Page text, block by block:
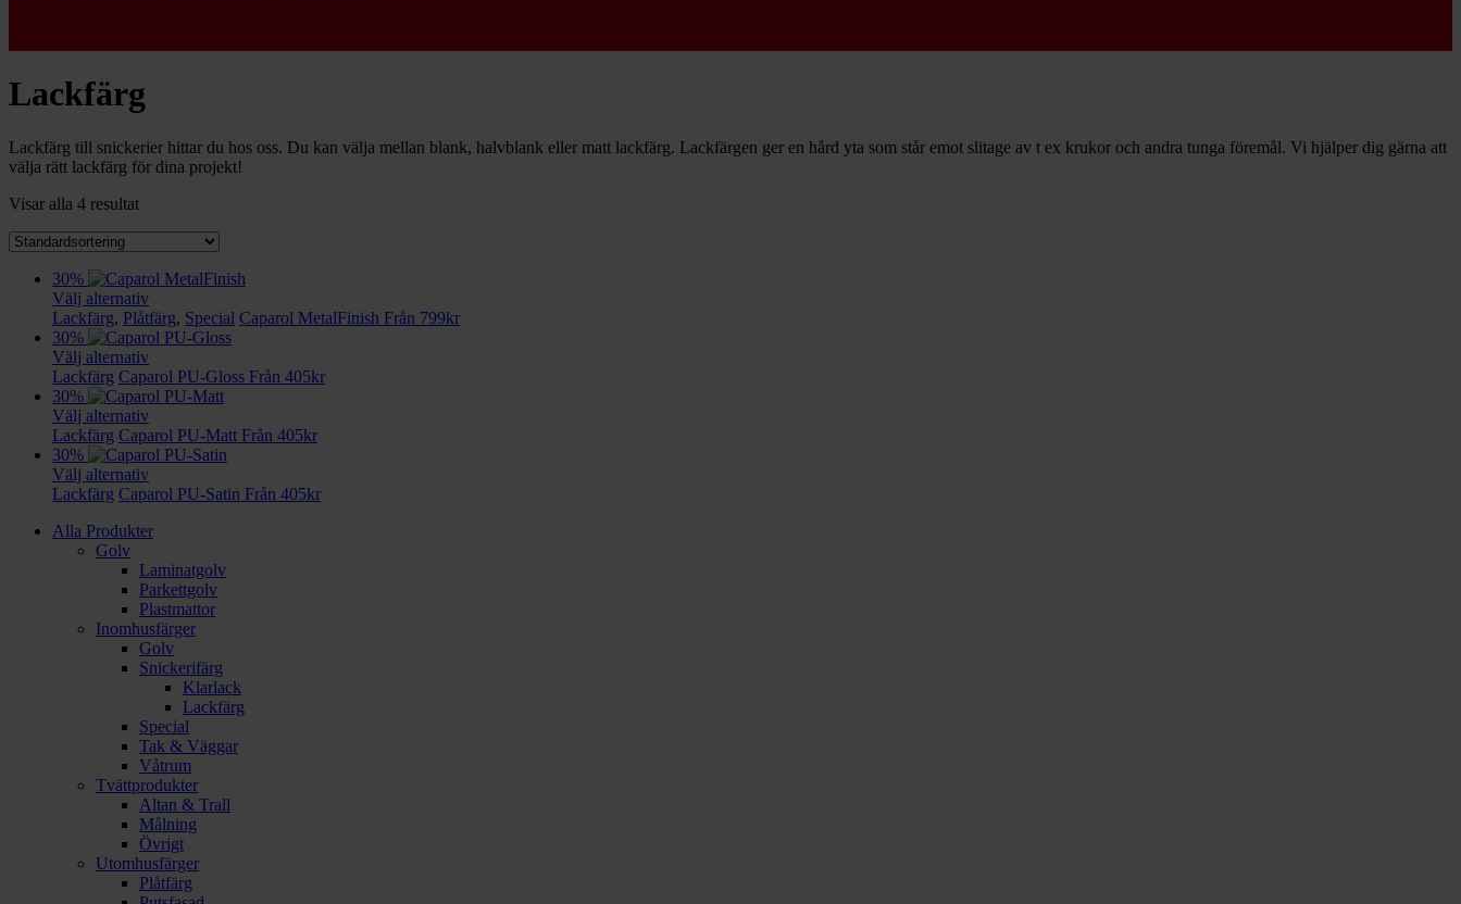
Lackfärg
Lackfärg till snickerier hittar du hos oss. Du kan välja mellan blank, halvblank eller matt lackfärg. Lackfärgen ger en hård yta som står emot slitage av t ex krukor och andra tunga föremål. Vi hjälper dig gärna att
välja rätt lackfärg för dina projekt!
Visar alla 4 resultat
30%
Välj alternativ
Lackfärg, Plåtfärg, Special Caparol MetalFinish Från 799kr
30%
Välj alternativ
Lackfärg Caparol PU-Gloss Från 405kr
30%
Välj alternativ
Lackfärg Caparol PU-Matt Från 405kr
30%
Välj alternativ
Lackfärg Caparol PU-Satin Från 405kr
Alla Produkter
Golv
Laminatgolv
Parkettgolv
Plastmattor
Inomhusfärger
Golv
Snickerifärg
Klarlack
Lackfärg
Special
Tak & Väggar
Våtrum
Tvättprodukter
Altan & Trall
Målning
Övrigt
Utomhusfärger
Plåtfärg